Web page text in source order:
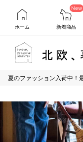
ホーム
New
新着商品
夏のファッション入荷中！